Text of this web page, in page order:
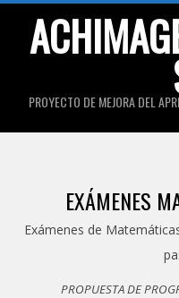
PROYECTO DE MEJORA DEL
EXÁMENES
Exámenes de
PROPUESTA DE